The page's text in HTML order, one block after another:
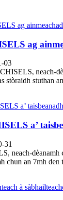
ag
03
neach-
stòraidh stuthan
a’
31
neach-dèanamh
chun an 7mh den